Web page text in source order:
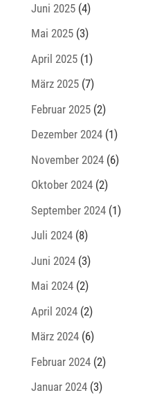
Juni 2025(4)
Mai 2025(3)
April 2025(1)
März 2025(7)
Februar 2025(2)
Dezember 2024(1)
November 2024(6)
Oktober 2024(2)
September 2024(1)
Juli 2024(8)
Juni 2024(3)
Mai 2024(2)
April 2024(2)
März 2024(6)
Februar 2024(2)
Januar 2024(3)